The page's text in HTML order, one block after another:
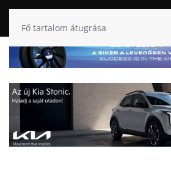
Fő tartalom átugrása